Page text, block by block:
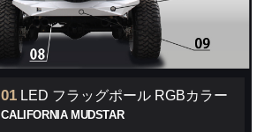
01 LED フラッグポール RGBカラー
CALIFORNIA MUDSTAR